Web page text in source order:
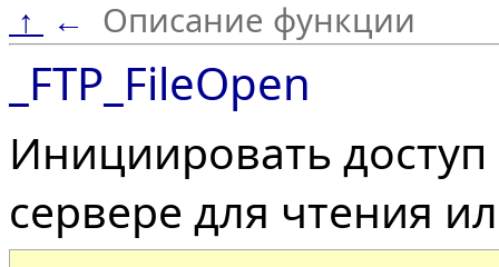
↑ ← Описание функции
_FTP_FileOpen
Инициировать
сервере для чтения